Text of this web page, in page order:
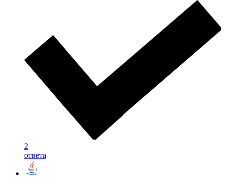
2
ответа